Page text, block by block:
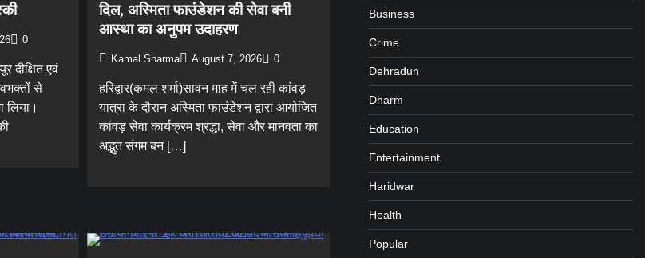
0
दीक्षित एवं
से
लिया।
दिल, अस्मिता फाउंडेशन की सेवा बनी
आस्था का अनुपम उदाहरण
Kamal Sharma August 7, 2026 0
हरिद्वार(कमल शर्मा)सावन माह में चल रही कांवड़
यात्रा के दौरान अस्मिता फाउंडेशन द्वारा आयोजित
कांवड़ सेवा कार्यक्रम श्रद्धा, सेवा और मानवता का
अद्भुत संगम बन […]
Business
Crime
Dehradun
Dharm
Education
Entertainment
Haridwar
Health
Popular